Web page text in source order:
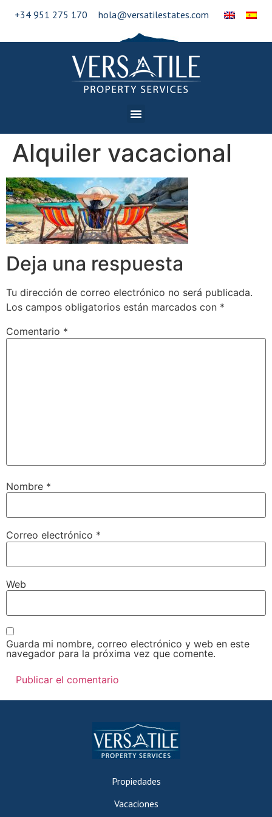
+34 951 275 170 hola@versatilestates.com
Alquiler vacacional
Deja una respuesta
Tu dirección de correo electrónico no será publicada.
Los campos obligatorios están marcados con *
Comentario *
Nombre *
Correo electrónico *
Web
Guarda mi nombre, correo electrónico y web en este
navegador para la próxima vez que comente.
Propiedades
Vacaciones